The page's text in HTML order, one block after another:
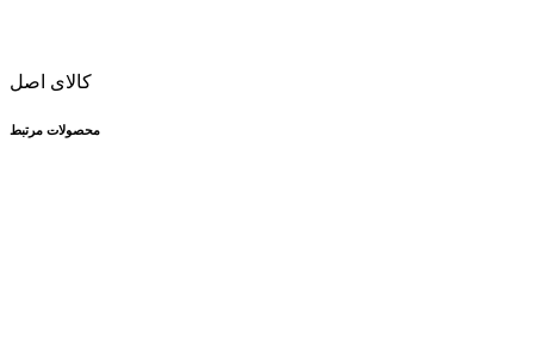
کالای اصل
محصولات مرتبط